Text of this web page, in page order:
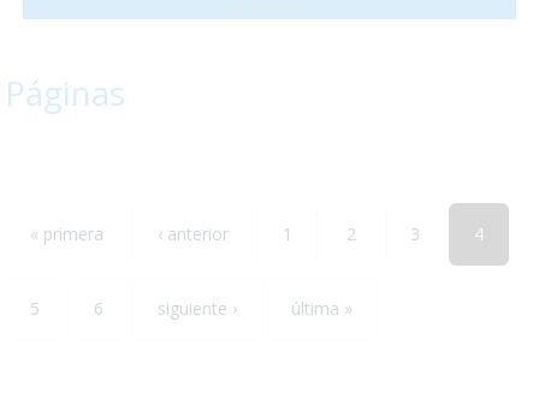
todos ellos accesibles para personas con discapacidad. ¡No
Páginas
« primera ‹ anterior 1 2 3 4
5 6 siguiente › última »